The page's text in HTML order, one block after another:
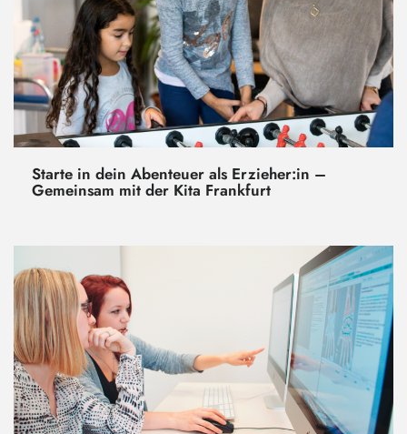
Starte in dein Abenteuer als Erzieher:in –
Gemeinsam mit der Kita Frankfurt